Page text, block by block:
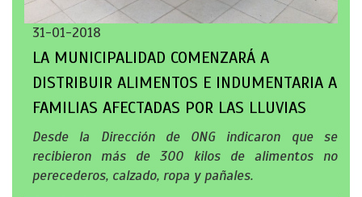
31-01-2018
LA MUNICIPALIDAD COMENZARÁ A
DISTRIBUIR ALIMENTOS E INDUMENTARIA A
FAMILIAS AFECTADAS POR LAS LLUVIAS
Desde la Dirección de ONG indicaron que se
recibieron más de 300 kilos de alimentos no
perecederos, calzado, ropa y pañales.